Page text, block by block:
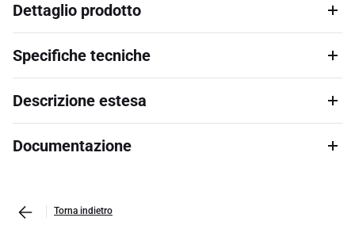
Dettaglio prodotto
Specifiche tecniche
Descrizione estesa
Documentazione
Torna indietro